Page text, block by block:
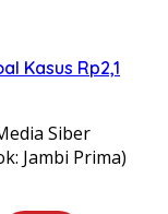
Kasus Rp2,1
Siber
Jambi Prima)